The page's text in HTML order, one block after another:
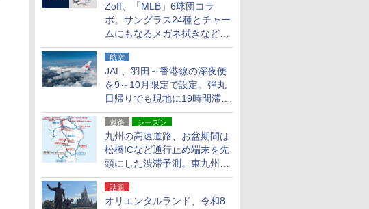
Zoff、「MLB」6球団コラ
ボ。サングラス24種とチャー
ムにもなるメガネ拭きなど雑
貨24種
航空
JAL、羽田～香港線の深夜便
を9～10月限定で設定。弾丸
日帰りでも現地に19時間滞在
できる
道路 シーズン
九州の高速道路、お盆期間は
松橋ICなど通行止め端末を先
頭にした渋滞予測。東九州道
への迂回は料金調整を実施
話題
オリエンタルランド、令和8